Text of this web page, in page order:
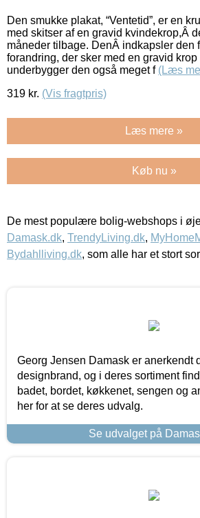
Den smukke plakat, “Ventetid”, er en
med skitser af en gravid kvindekrop,Â
måneder tilbage. DenÂ indkapsler den
forandring, der sker med en gravid
underbygger den også meget f (Læs
319 kr. (Vis fragtpris)
Læs mere »
Køb nu »
De mest populære bolig-webshops i
Damask.dk, TrendyLiving.dk,
Bydahlliving.dk, som alle har et stort
Georg Jensen Damask er anerkendt
designbrand, og i deres sortiment
badet, bordet, køkkenet, sengen og
her for at se deres udvalg.
Se udvalget på